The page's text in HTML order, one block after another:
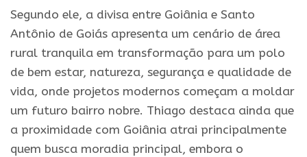
Segundo ele, a divisa entre Goiânia e Santo
Antônio de Goiás apresenta um cenário de área
rural tranquila em transformação para um polo
de bem estar, natureza, segurança e qualidade de
vida, onde projetos modernos começam a moldar
um futuro bairro nobre. Thiago destaca ainda que
a proximidade com Goiânia atrai principalmente
quem busca moradia principal, embora o